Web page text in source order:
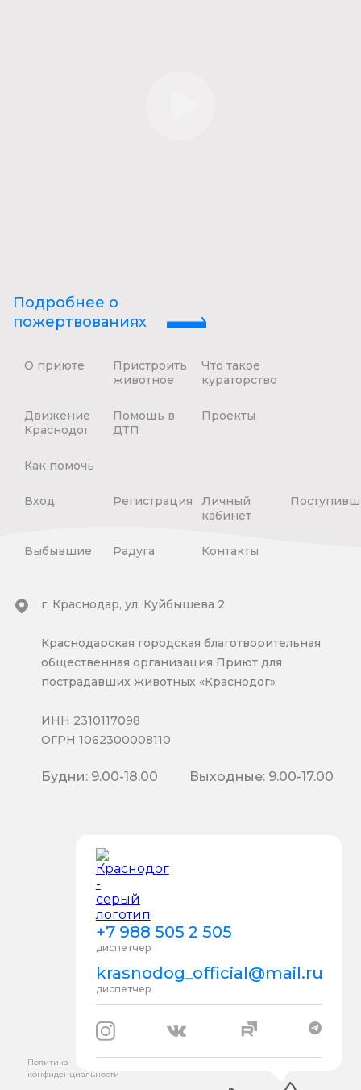
Подробнее о
пожертвованиях
О приюте
Пристроить
животное
Что такое
кураторство
Движение
Краснодог
Помощь в
ДТП
Проекты
Как помочь
Вход Регистрация
Личный
кабинет
Выбывшие Радуга Контакты
+7 988 505 2 505
диспетчер
krasnodog_official@mail.ru
диспетчер
г. Краснодар, ул. Куйбышева 2
Краснодарская городская благотворительная
общественная организация Приют для
пострадавших животных «Краснодог»
ИНН 2310117098
ОГРН 1062300008110
Будни: 9.00-18.00 Выходные: 9.00-17.00
Политика
конфиденциальности